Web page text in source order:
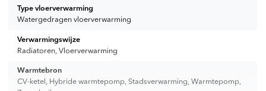
Type vloerverwarming
Watergedragen vloerverwarming
Verwarmingswijze
Radiatoren, Vloerverwarming
Warmtebron
CV-ketel, Hybride warmtepomp, Stadsverwarming, Warmtepomp,